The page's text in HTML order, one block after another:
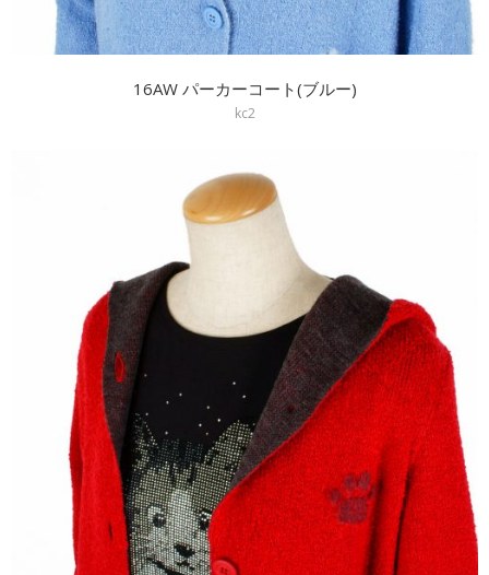
16AW パーカーコート(ブルー)
kc2